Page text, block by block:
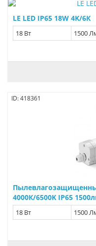
LE LED IP65 18W 4K/6К
18 Вт 1500
ID: 418361
4000К/6500K IP65
18 Вт 1500